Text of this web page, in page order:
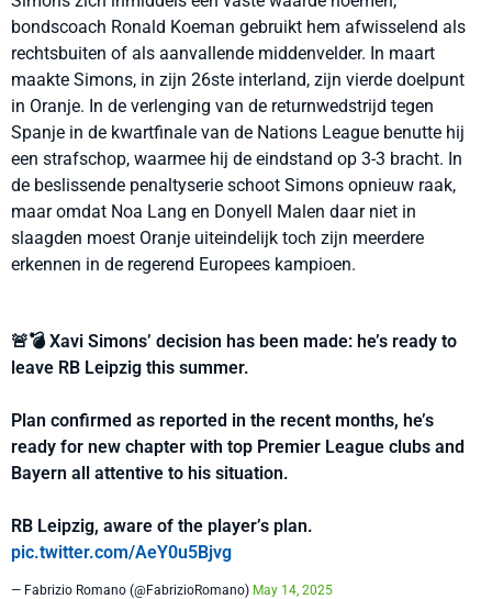
bondscoach Ronald Koeman gebruikt hem afwisselend als
rechtsbuiten of als aanvallende middenvelder. In maart
maakte Simons, in zijn 26ste interland, zijn vierde doelpunt
in Oranje. In de verlenging van de returnwedstrijd tegen
Spanje in de kwartfinale van de Nations League benutte hij
een strafschop, waarmee hij de eindstand op 3-3 bracht. In
de beslissende penaltyserie schoot Simons opnieuw raak,
maar omdat Noa Lang en Donyell Malen daar niet in
slaagden moest Oranje uiteindelijk toch zijn meerdere
erkennen in de regerend Europees kampioen.
🚨💣 Xavi Simons’ decision has been made: he’s ready to
leave RB Leipzig this summer.
Plan confirmed as reported in the recent months, he’s
ready for new chapter with top Premier League clubs and
Bayern all attentive to his situation.
RB Leipzig, aware of the player’s plan.
pic.twitter.com/AeY0u5Bjvg
— Fabrizio Romano (@FabrizioRomano) May 14, 2025